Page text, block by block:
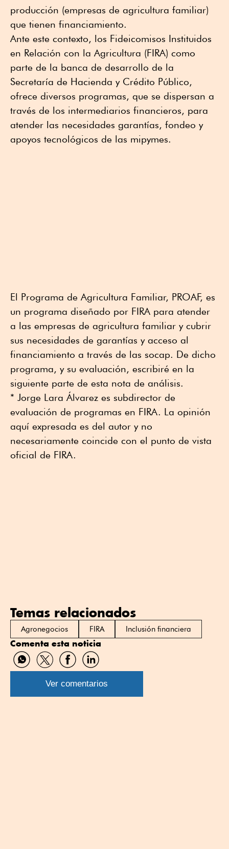
producción (empresas de agricultura familiar)
que tienen financiamiento.
Ante este contexto, los Fideicomisos Instituidos
en Relación con la Agricultura (FIRA) como
parte de la banca de desarrollo de la
Secretaría de Hacienda y Crédito Público,
ofrece diversos programas, que se dispersan a
través de los intermediarios financieros, para
atender las necesidades garantías, fondeo y
apoyos tecnológicos de las mipymes.
El Programa de Agricultura Familiar, PROAF, es
un programa diseñado por FIRA para atender
a las empresas de agricultura familiar y cubrir
sus necesidades de garantías y acceso al
financiamiento a través de las socap. De dicho
programa, y su evaluación, escribiré en la
siguiente parte de esta nota de análisis.
* Jorge Lara Álvarez es subdirector de
evaluación de programas en FIRA. La opinión
aquí expresada es del autor y no
necesariamente coincide con el punto de vista
oficial de FIRA.
Temas relacionados
Agronegocios FIRA Inclusión financiera
Comenta esta noticia
Compartir
por
WhatsApp
Compartir
por
Twitter
Compartir
por
Facebook
Compartir
por
Linkedin
Ver comentarios